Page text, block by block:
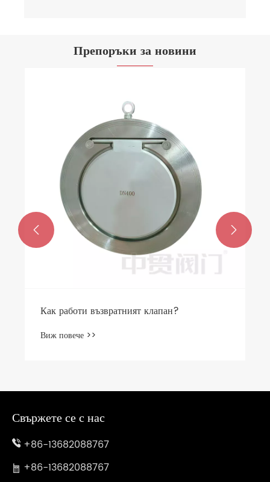
Препоръки за новини
Как работи възвратният клапан?
Виж повече >>
 
Свържете се с нас
+86-13682088767
+86-13682088767